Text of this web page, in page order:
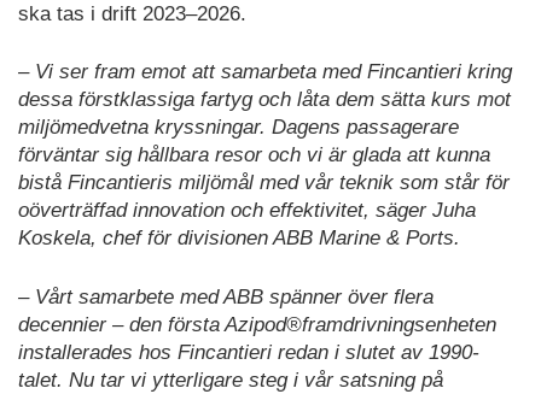
ska tas i drift 2023–2026.
– Vi ser fram emot att samarbeta med Fincantieri kring
dessa förstklassiga fartyg och låta dem sätta kurs mot
miljömedvetna kryssningar. Dagens passagerare
förväntar sig hållbara resor och vi är glada att kunna
bistå Fincantieris miljömål med vår teknik som står för
oöverträffad innovation och effektivitet, säger Juha
Koskela, chef för divisionen ABB Marine & Ports.
– Vårt samarbete med ABB spänner över flera
decennier – den första Azipod®framdrivningsenheten
installerades hos Fincantieri redan i slutet av 1990-
talet. Nu tar vi ytterligare steg i vår satsning på